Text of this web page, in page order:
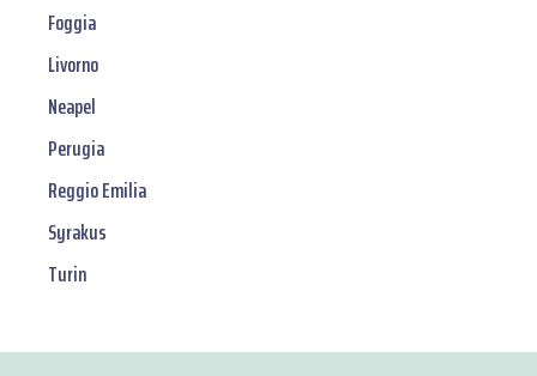
Foggia
Livorno
Neapel
Perugia
Reggio Emilia
Syrakus
Turin